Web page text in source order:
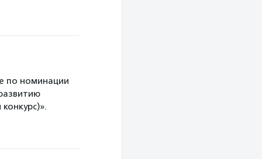
по номинации